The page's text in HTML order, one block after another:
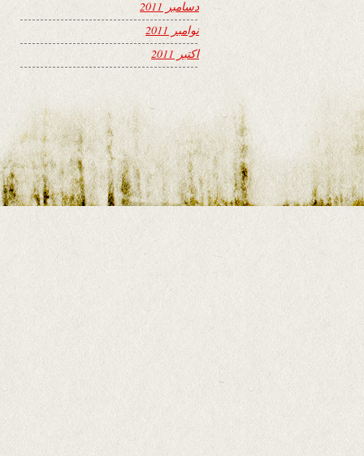
دسامبر 2011
نوامبر 2011
اکتبر 2011